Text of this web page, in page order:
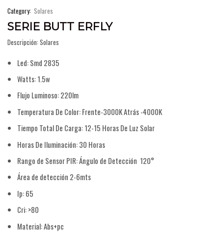
Category: Solares
SERIE BUTT ERFLY
Descripción: Solares
Led: Smd 2835
Watts: 1.5w
Flujo Luminoso: 220lm
Temperatura De Color: Frente-3000K Atrás -4000K
Tiempo Total De Carga: 12-15 Horas De Luz Solar
Horas De Iluminación: 30 Horas
Rango de Sensor PIR: Ángulo de Detección 120°
Área de detección 2-6mts
Ip: 65
Cri: >80
Material: Abs+pc